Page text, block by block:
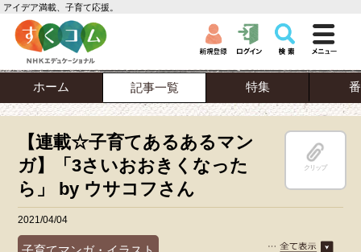
アイデア満載、子育て応援。
ホーム 記事一覧 特集
【連載☆子育てあるあるマン
ガ】「3さいおおきくなった
ら」 by ウサコフさん
クリップ
2021/04/04